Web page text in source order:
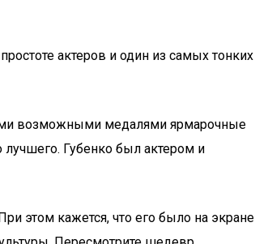
актеров и один из самых тонких
возможными медалями ярмарочные
Губенко был актером и
этом кажется, что его было на экране